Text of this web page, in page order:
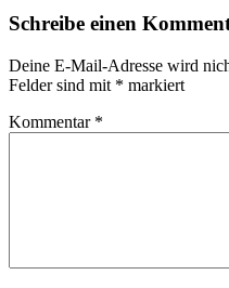
Schreibe einen
Deine E-Mail-Adresse wird
Felder sind mit * markiert
Kommentar *